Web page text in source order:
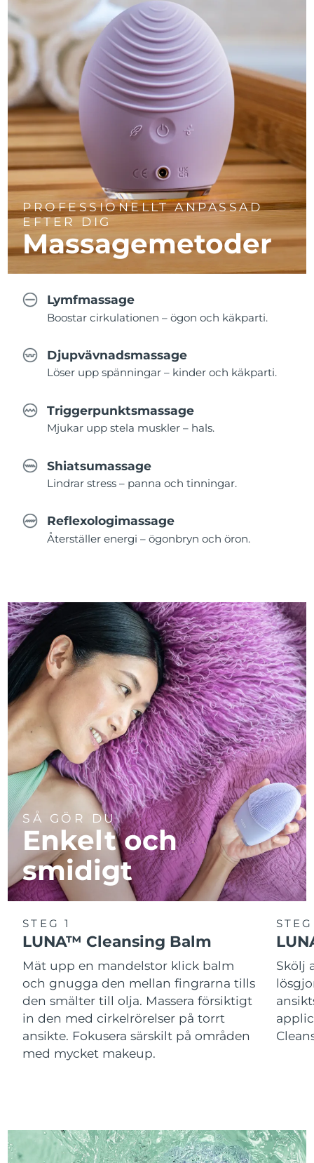
PROFESSIONELLT ANPASSAD
EFTER DIG
Massagemetoder
Lymfmassage
Boostar cirkulationen – ögon och käkparti.
Djupvävnadsmassage
Löser upp spänningar – kinder och käkparti.
Triggerpunktsmassage
Mjukar upp stela muskler – hals.
Shiatsumassage
Lindrar stress – panna och tinningar.
Reflexologimassage
Återställer energi – ögonbryn och öron.
SÅ GÖR DU
Enkelt och
smidigt
STEG 1
LUNA™ Cleansing Balm
Mät upp en mandelstor klick balm
och gnugga den mellan fingrarna tills
den smälter till olja. Massera försiktigt
in den med cirkelrörelser på torrt
ansikte. Fokusera särskilt på områden
med mycket makeup.
Skölj